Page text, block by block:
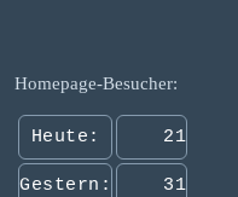
Homepage-Besucher:
Heute: 21
Gestern: 31